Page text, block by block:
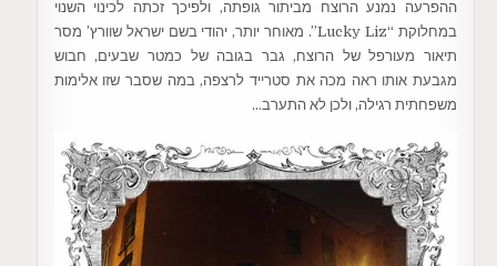
ההפרעה נמנע הרוצח מביתור גופתה, ולפיכך זכתה לכינוי השנוי
במחלוקת “Lucky Liz”. מאוחר יותר, יהודי בשם ישראל שוורץ’ מסר
תיאור מעורפל של הרוצח, גבר בגובה של כמטר שבעים, חבוש
מגבעת אותו ראה מכה את סטרייד לרצפה, במה שסבר שזו אלימות
משפחתית רגילה, ולכן לא התערב…